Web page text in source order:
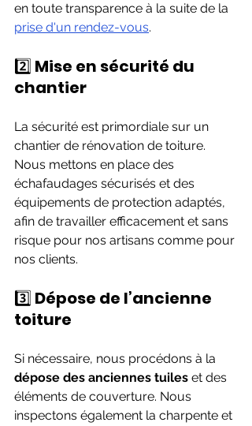
en toute transparence à la suite de la
prise d'un rendez-vous.
2️⃣ Mise en sécurité du
chantier
La sécurité est primordiale sur un
chantier de rénovation de toiture.
Nous mettons en place des
échafaudages sécurisés et des
équipements de protection adaptés,
afin de travailler efficacement et sans
risque pour nos artisans comme pour
nos clients.
3️⃣ Dépose de l’ancienne
toiture
Si nécessaire, nous procédons à la
dépose des anciennes tuiles et des
éléments de couverture. Nous
inspectons également la charpente et